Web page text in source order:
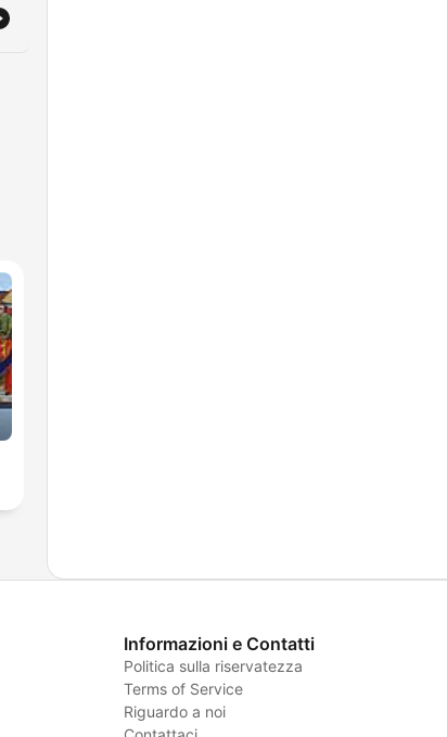
Informazioni e Contatti
Politica sulla riservatezza
Terms of Service
Riguardo a noi